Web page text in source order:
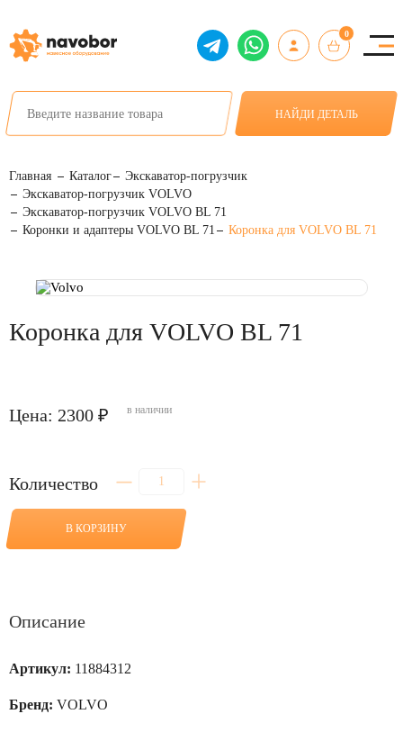
0
НАЙДИ ДЕТАЛЬ
Главная Каталог
Экскаватор-погрузчик
Экскаватор-погрузчик VOLVO
Экскаватор-погрузчик VOLVO BL 71
Коронки и адаптеры VOLVO BL 71
Коронка для VOLVO BL 71
Коронка для VOLVO BL 71
Цена: 2300 ₽ в наличии
Количество
Количество
для
В КОРЗИНУ
Описание
Артикул: 11884312
Бренд: VOLVO